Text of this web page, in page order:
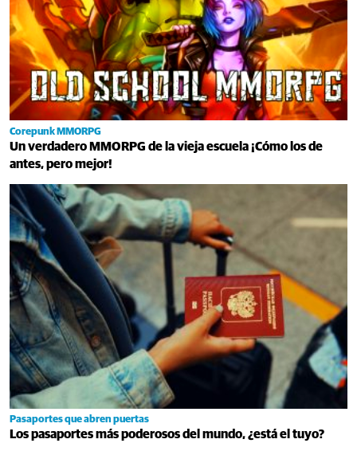
Corepunk MMORPG
Un verdadero MMORPG de la vieja escuela ¡Cómo los de
antes, pero mejor!
Pasaportes que abren puertas
Los pasaportes más poderosos del mundo, ¿está el tuyo?